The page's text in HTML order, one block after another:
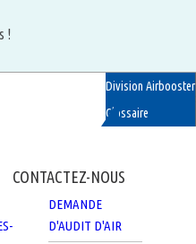
!
User
account
menu
Division Airbooster
Glossaire
CONTACTEZ-NOUS
DEMANDE
D'AUDIT D'AIR